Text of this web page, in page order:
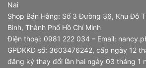
Nai
Shop Bán Hàng: Số 3 Đường 36, Khu Đô
Bình, Thành Phố Hồ Chí Minh
Điện thoại: 0981 222 034 – Email:
GPĐKKD số: 3603476242, cấp ngày 12
đăng ký thay đổi lần hai ngày 03 tháng 1